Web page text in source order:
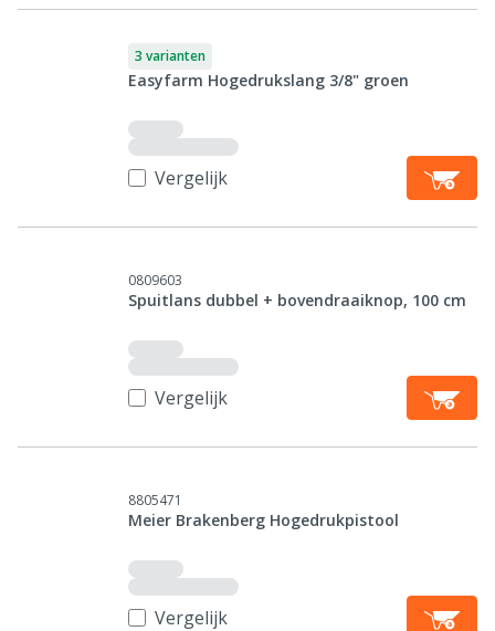
3 varianten
Easyfarm Hogedrukslang 3/8" groen
Vergelijk
0809603
Spuitlans dubbel + bovendraaiknop, 100 cm
Vergelijk
8805471
Meier Brakenberg Hogedrukpistool
Vergelijk